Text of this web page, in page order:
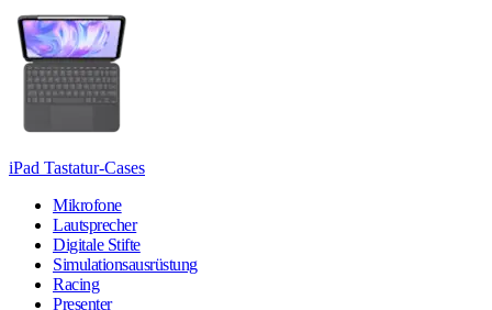
iPad Tastatur-Cases
Mikrofone
Lautsprecher
Digitale Stifte
Simulationsausrüstung
Racing
Presenter